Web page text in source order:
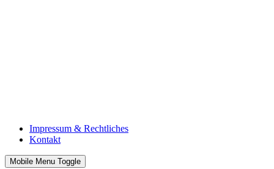
Impressum & Rechtliches
Kontakt
Mobile Menu Toggle